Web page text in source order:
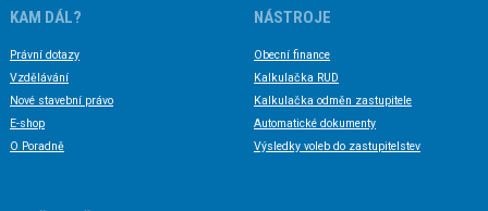
KAM DÁL?
Právní dotazy
Vzdělávání
Nové stavební právo
E-shop
O Poradně
NÁSTROJE
Obecní finance
Kalkulačka RUD
Kalkulačka odměn zastupitele
Automatické dokumenty
Výsledky voleb do zastupitelstev